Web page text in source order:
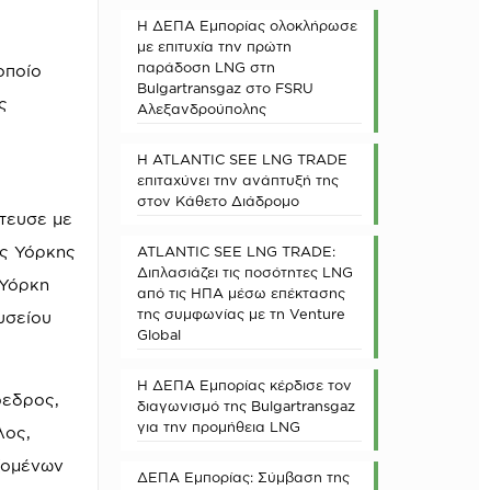
με
Υόρκης
Η ΔΕΠΑ Εμπορίας ολοκλήρωσε
με επιτυχία την πρώτη
παράδοση LNG στη
Bulgartransgaz στο FSRU
Αλεξανδρούπολης
Η ATLANTIC SEE LNG TRADE
επιταχύνει την ανάπτυξή της
στον Κάθετο Διάδρομο
ATLANTIC SEE LNG TRADE:
Διπλασιάζει τις ποσότητες LNG
από τις ΗΠΑ μέσω επέκτασης
της συμφωνίας με τη Venture
Global
Η ΔΕΠΑ Εμπορίας κέρδισε τον
διαγωνισμό της Bulgartransgaz
για την προμήθεια LNG
ΔΕΠΑ Εμπορίας: Σύμβαση της